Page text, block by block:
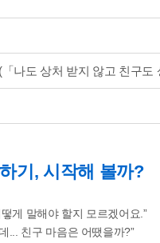
나도 상처 받지 않고 친구도
기, 시작해 볼까?
게 말해야 할지 모르겠어요.”
... 친구 마음은 어땠을까?”